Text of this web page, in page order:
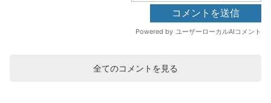
全てのコメントを見る